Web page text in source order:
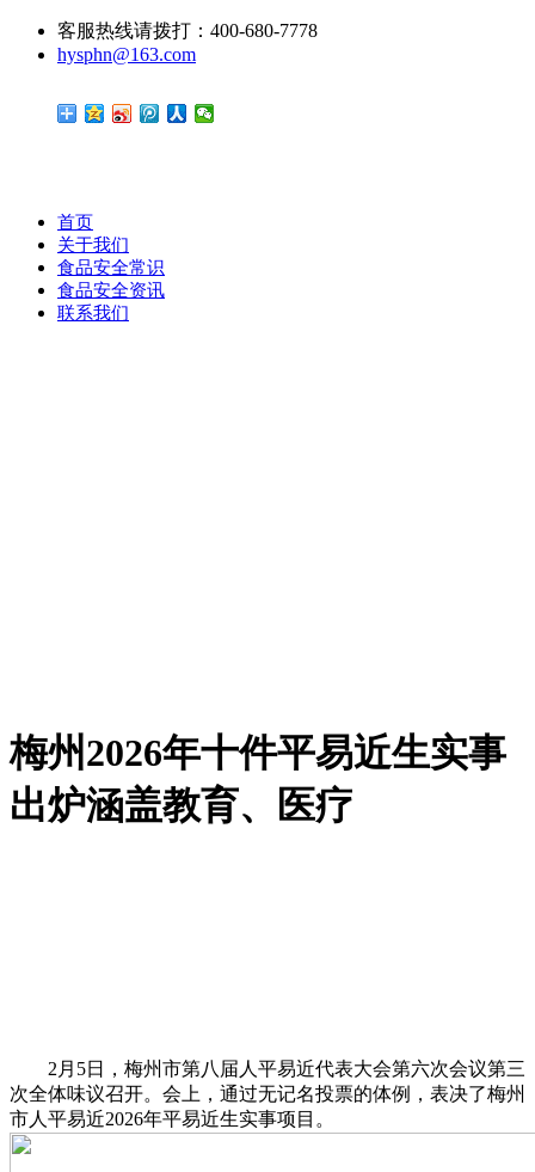
客服热线请拨打：400-680-7778
hysphn@163.com
首页
关于我们
食品安全常识
食品安全资讯
联系我们
梅州2026年十件平易近生实事
出炉涵盖教育、医疗
2月5日，梅州市第八届人平易近代表大会第六次会议第三
次全体味议召开。会上，通过无记名投票的体例，表决了梅州
市人平易近2026年平易近生实事项目。